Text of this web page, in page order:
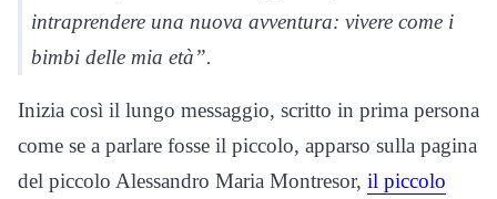
intraprendere una nuova avventura: vivere come i
bimbi delle mia età”.
Inizia così il lungo messaggio, scritto in prima persona
come se a parlare fosse il piccolo, apparso sulla pagina
del piccolo Alessandro Maria Montresor, il piccolo